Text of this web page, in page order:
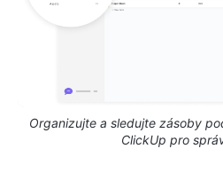
Organizujte a sledujte zásoby
ClickUp pro